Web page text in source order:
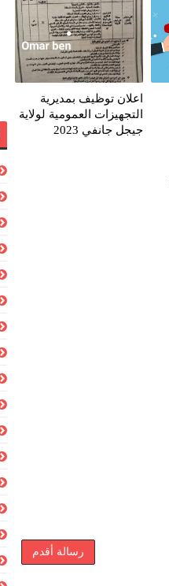
اعلان توظيف بمديرية
التجهيزات العمومية لولاية
جيجل جانفي 2023
رسالة أقدم